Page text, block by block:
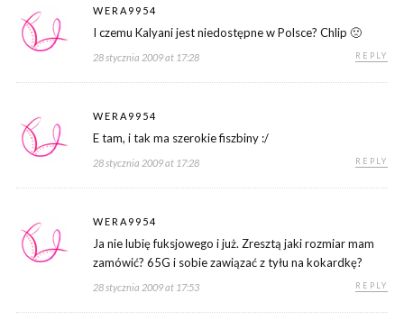
WERA9954
I czemu Kalyani jest niedostępne w Polsce? Chlip 🙁
28 stycznia 2009 at 17:28 REPLY
WERA9954
E tam, i tak ma szerokie fiszbiny :/
28 stycznia 2009 at 17:28 REPLY
WERA9954
Ja nie lubię fuksjowego i już. Zresztą jaki rozmiar mam
zamówić? 65G i sobie zawiązać z tyłu na kokardkę?
28 stycznia 2009 at 17:53 REPLY